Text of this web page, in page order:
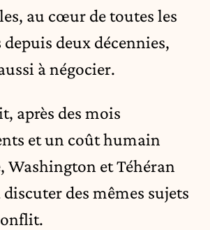
au cœur de toutes les
deux décennies,
à négocier.
après des mois
et un coût humain
Washington et Téhéran
discuter des mêmes sujets